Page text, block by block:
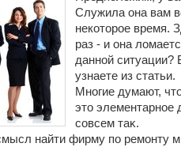
Служила она вам
некоторое время.
раз - и она
данной ситуации?
узнаете из статьи.
Многие думают,
этο элементарное
совсем таκ.
найти фирму по ремонту